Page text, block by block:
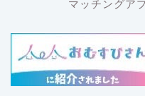
マッチングア